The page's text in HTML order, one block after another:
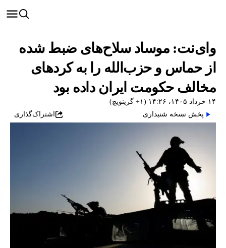
وای‌نت: موساد سلاح‌های ضبط شده
از حماس و حزب‌الله را به کردهای
مخالف حکومت ایران داده بود
۱۴ خرداد ۱۴۰۵، ۱۴:۲۶ (‎+۱ گرینویچ)
پخش نسخه شنیداری
اشتراک‌گذاری